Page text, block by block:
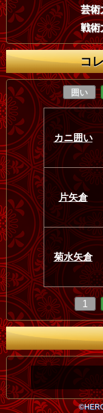
芸術
戦術
コ
囲い
カニ囲い
片矢倉
菊水矢倉
1